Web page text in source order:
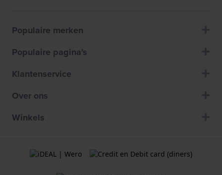
Populaire merken
Populaire pagina's
Klantenservice
Over ons
Winkels